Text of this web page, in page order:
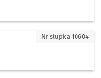
Nr słupka 10604